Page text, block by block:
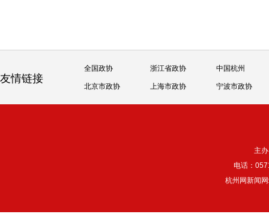
友情链接
全国政协 浙江省政协 中国杭州
北京市政协 上海市政协 宁波市政协
主
电话：
杭州网新闻